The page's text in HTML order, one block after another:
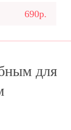
690р.
для